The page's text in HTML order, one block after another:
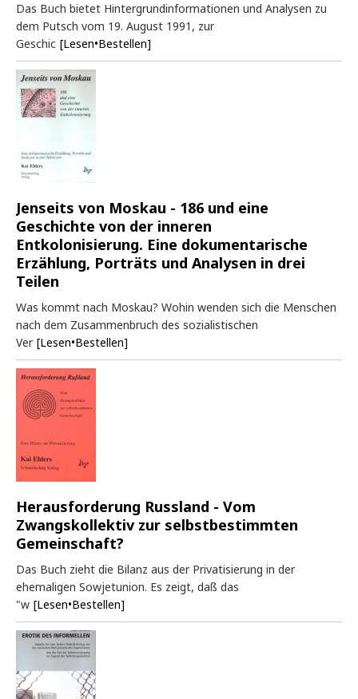
Das Buch bietet Hintergrundinformationen und Analysen zu
dem Putsch vom 19. August 1991, zur
Geschic [Lesen•Bestellen]
Jenseits von Moskau - 186 und eine
Geschichte von der inneren
Entkolonisierung. Eine dokumentarische
Erzählung, Porträts und Analysen in drei
Teilen
Was kommt nach Moskau? Wohin wenden sich die Menschen
nach dem Zusammenbruch des sozialistischen
Ver [Lesen•Bestellen]
Herausforderung Russland - Vom
Zwangskollektiv zur selbstbestimmten
Gemeinschaft?
Das Buch zieht die Bilanz aus der Privatisierung in der
ehemaligen Sowjetunion. Es zeigt, daß das
"w [Lesen•Bestellen]